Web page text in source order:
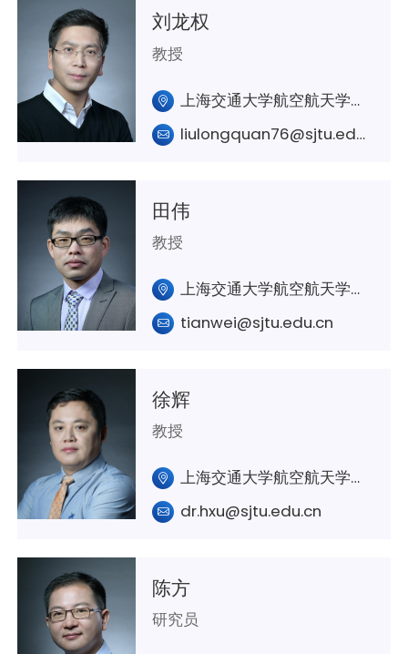
刘龙权
教授
上海交通大学航空航天学院A330室
liulongquan76@sjtu.edu.cn
田伟
教授
上海交通大学航空航天学院A326 室
tianwei@sjtu.edu.cn
徐辉
教授
上海交通大学航空航天学院A421
dr.hxu@sjtu.edu.cn
陈方
研究员